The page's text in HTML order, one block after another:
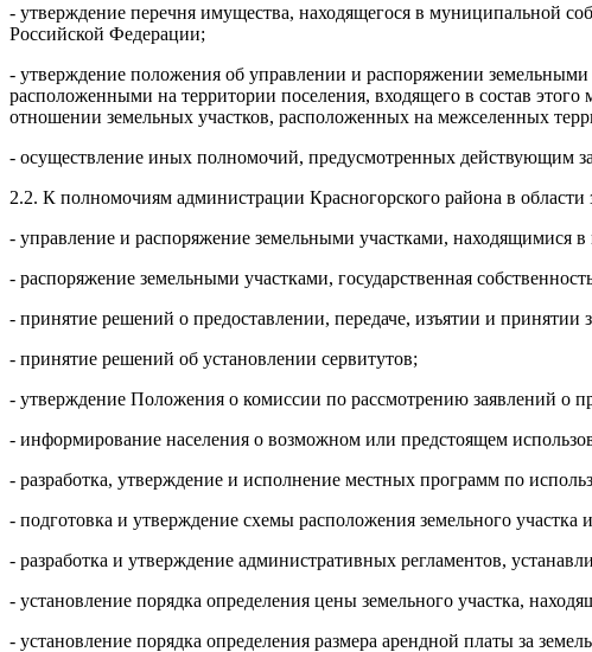
- утверждение перечня имущества, находящегося в муниципальной
Российской Федерации;
- утверждение положения об управлении и распоряжении
расположенными на территории поселения, входящего в состав
отношении земельных участков, расположенных на межселенных
- осуществление иных полномочий, предусмотренных действующим
2.2. К полномочиям администрации Красногорского района в
- управление и распоряжение земельными участками, находящимися
- распоряжение земельными участками, государственная
- принятие решений о предоставлении, передаче, изъятии и принятии
- принятие решений об установлении сервитутов;
- утверждение Положения о комиссии по рассмотрению заявлений о
- информирование населения о возможном или предстоящем
- разработка, утверждение и исполнение местных программ по
- подготовка и утверждение схемы расположения земельного участка
- разработка и утверждение административных регламентов,
- установление порядка определения цены земельного участка,
- установление порядка определения размера арендной платы за